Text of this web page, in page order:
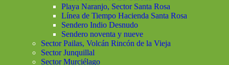
Playa Naranjo, Sector Santa Rosa
Línea de Tiempo Hacienda Santa Rosa
Sendero Indio Desnudo
Sendero noventa y nueve
Sector Pailas, Volcán Rincón de la Vieja
Sector Junquillal
Sector Murciélago